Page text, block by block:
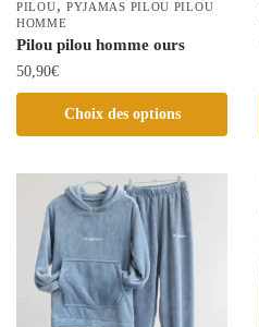
du
produit
PILOU, PYJAMAS PILOU PILOU
HOMME
Pilou pilou homme ours
50,90€
Choix des options
produit
plusieurs
variations.
options
peuvent